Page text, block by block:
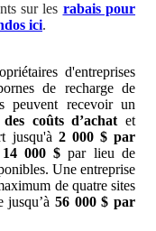
sur les rabais pour
ici.
d'entreprises
de recharge de
peuvent recevoir un
coûts d’achat et
jusqu'à 2 000 $ par
000 $ par lieu de
Une entreprise
de quatre sites
jusqu’à56 000 $ par